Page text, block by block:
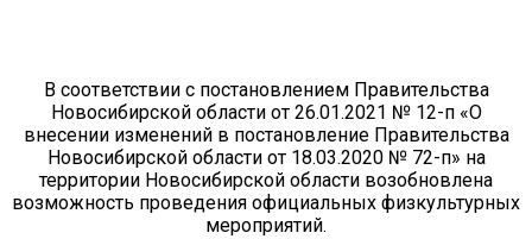
В соответствии с постановлением Правительства
Новосибирской области от 26.01.2021 № 12-п «О
внесении изменений в постановление Правительства
Новосибирской области от 18.03.2020 № 72-п» на
территории Новосибирской области возобновлена
возможность проведения официальных физкультурных
мероприятий.